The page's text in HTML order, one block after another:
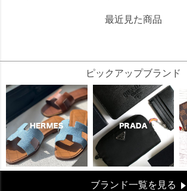
最近見た商品
ピックアップブランド
ブランド一覧を見る